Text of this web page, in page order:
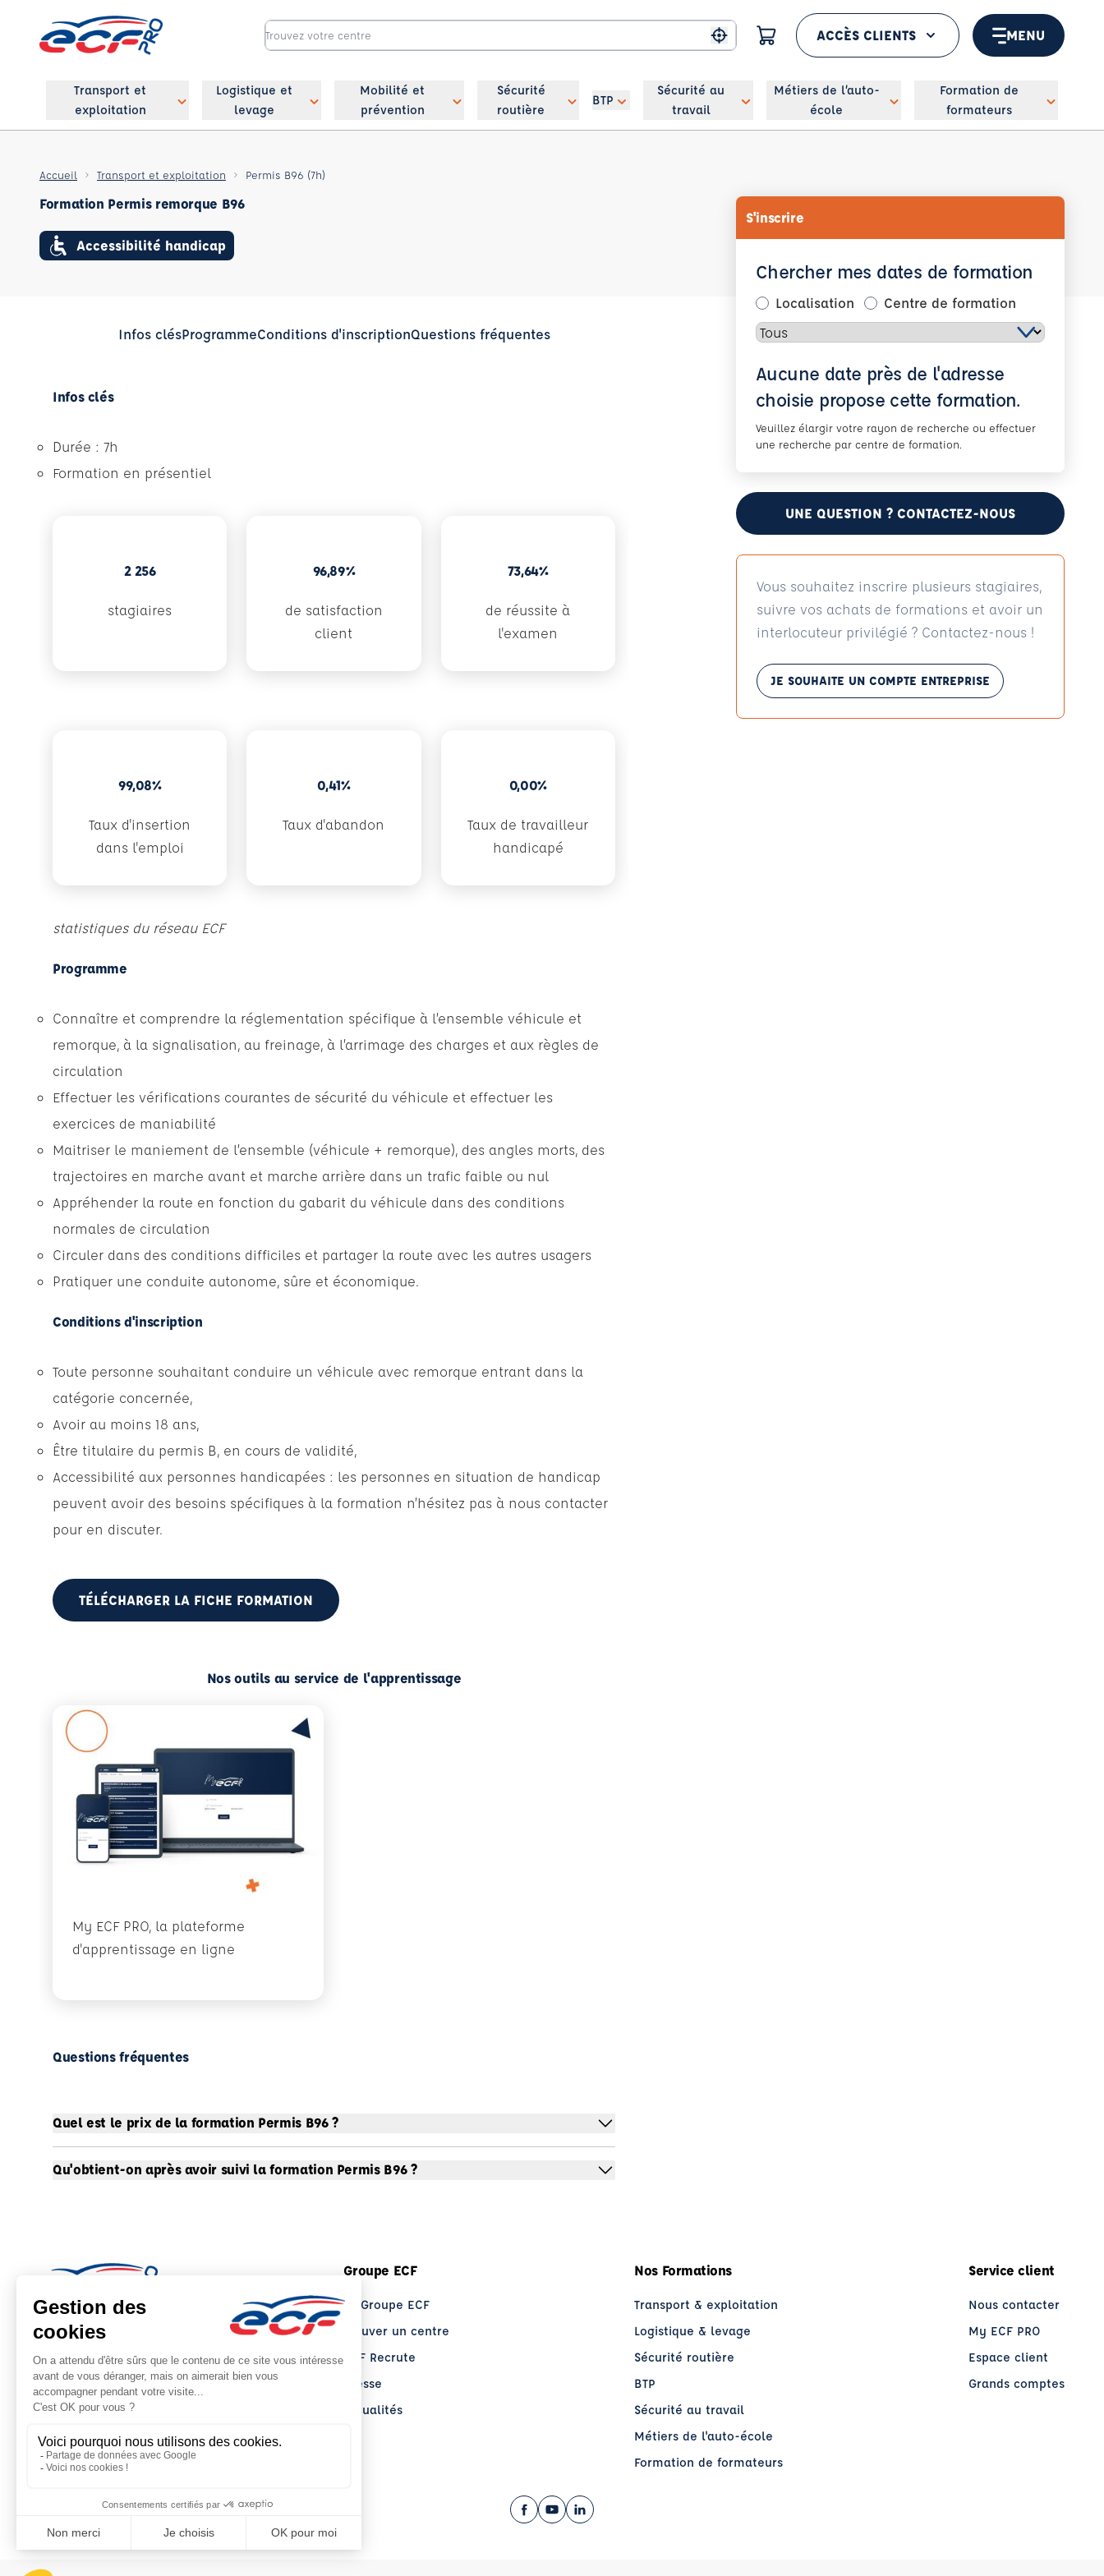
Me géolocaliser
ACCÈS CLIENTS MENU
Transport et
exploitation
Logistique et
levage
Mobilité et
prévention
Sécurité
routière
BTP
Sécurité au
travail
Métiers de l’auto-
école
Formation de
formateurs
Accueil Transport et exploitation Permis B96 (7h)
Formation Permis remorque B96
Accessibilité handicap
Infos clésProgrammeConditions d'inscriptionQuestions fréquentes
Infos clés
Durée : 7h
Formation en présentiel
2 256
stagiaires
96,89%
de satisfaction
client
73,64%
de réussite à
l'examen
99,08%
Taux d'insertion
dans l'emploi
0,41%
Taux d'abandon
0,00%
Taux de travailleur
handicapé
statistiques du réseau ECF
Programme
Connaître et comprendre la réglementation spécifique à l’ensemble véhicule et
remorque, à la signalisation, au freinage, à l’arrimage des charges et aux règles de
circulation
Effectuer les vérifications courantes de sécurité du véhicule et effectuer les
exercices de maniabilité
Maitriser le maniement de l’ensemble (véhicule + remorque), des angles morts, des
trajectoires en marche avant et marche arrière dans un trafic faible ou nul
Appréhender la route en fonction du gabarit du véhicule dans des conditions
normales de circulation
Circuler dans des conditions difficiles et partager la route avec les autres usagers
Pratiquer une conduite autonome, sûre et économique.
Conditions d'inscription
Toute personne souhaitant conduire un véhicule avec remorque entrant dans la
catégorie concernée,
Avoir au moins 18 ans,
Être titulaire du permis B, en cours de validité,
Accessibilité aux personnes handicapées : les personnes en situation de handicap
peuvent avoir des besoins spécifiques à la formation n’hésitez pas à nous contacter
pour en discuter.
TÉLÉCHARGER LA FICHE FORMATION
Nos outils au service de l'apprentissage
My ECF PRO, la plateforme
d'apprentissage en ligne
Questions fréquentes
Quel est le prix de la formation Permis B96 ?
Qu'obtient-on après avoir suivi la formation Permis B96 ?
S'inscrire
Chercher mes dates de formation
Localisation Centre de formation
Aucune date près de l'adresse
choisie propose cette formation.
Veuillez élargir votre rayon de recherche ou effectuer
une recherche par centre de formation.
UNE QUESTION ? CONTACTEZ-NOUS
Vous souhaitez inscrire plusieurs stagiaires,
suivre vos achats de formations et avoir un
interlocuteur privilégié ? Contactez-nous !
JE SOUHAITE UN COMPTE ENTREPRISE
Groupe ECF
Le Groupe ECF
Trouver un centre
ECF Recrute
Presse
Actualités
Nos Formations
Transport & exploitation
Logistique & levage
Sécurité routière
BTP
Sécurité au travail
Métiers de l'auto-école
Formation de formateurs
Service client
Nous contacter
My ECF PRO
Espace client
Grands comptes
Facebook (nouvelle fenêtre)
YouTube (nouvelle fenêtre)
LinkedIn (nouvelle fenêtre)